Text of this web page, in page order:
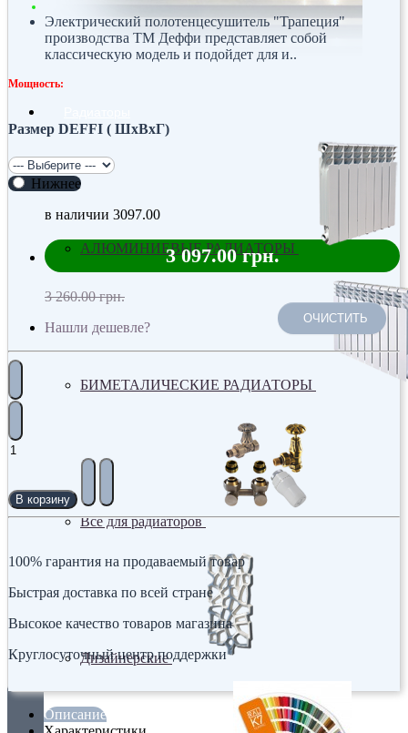
АЛЮМИНИЕВЫЕ РАДИАТОРЫ
БИМЕТАЛИЧЕСКИЕ РАДИАТОРЫ
Все для радиаторов
Дизайнерские
Электрический полотенцесушитель "Трапеция"
производства ТМ Деффи представляет собой
классическую модель и подойдет для и..
Мощность:
Размер DEFFI ( ШхВхГ)
Нижнее
в наличии 3097.00
3 097.00 грн.
3 260.00 грн.
Нашли дешевле?
ОЧИСТИТЬ
В корзину
100% гарантия на продаваемый товар
Быстрая доставка по всей стране
Высокое качество товаров магазина
Круглосуточный центр поддержки
Описание